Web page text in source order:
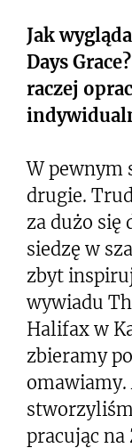
Jak
Days
raczej
W pewnym
drugie.
za dużo się
siedzę w
zbyt
wywiadu
Halifax w
zbieramy
pracując na